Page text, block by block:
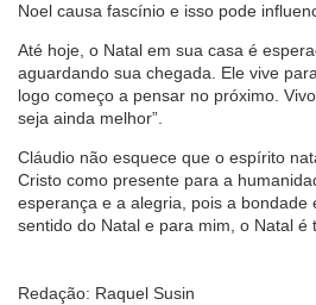
Noel causa fascínio e isso pode
Até hoje, o Natal em sua casa é
aguardando sua chegada. Ele vive
logo começo a pensar no próximo.
seja ainda melhor”.
Cláudio não esquece que o espírito
Cristo como presente para a
esperança e a alegria, pois a
sentido do Natal e para mim, o Natal é
Redação: Raquel Susin